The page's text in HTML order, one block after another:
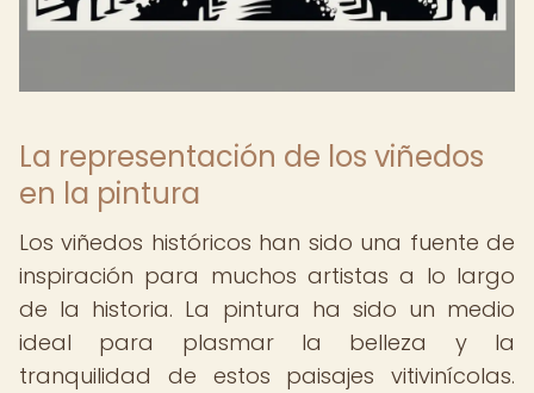
La representación de los viñedos
en la pintura
Los viñedos históricos han sido una fuente de
inspiración para muchos artistas a lo largo
de la historia. La pintura ha sido un medio
ideal para plasmar la belleza y la
tranquilidad de estos paisajes vitivinícolas.